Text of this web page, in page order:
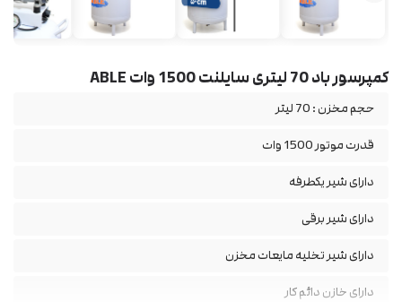
کمپرسور باد 70 لیتری سایلنت 1500 وات ABLE
حجم مخزن : 70 لیتر
قدرت موتور 1500 وات
دارای شیر یکطرفه
دارای شیر برقی
دارای شیر تخلیه مایعات مخزن
دارای خازن دائم کار